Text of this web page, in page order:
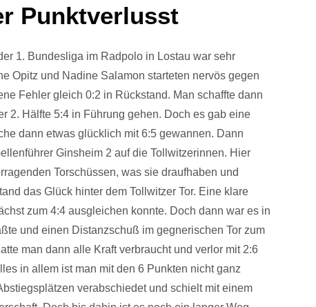
Punktverlusst
1. Bundesliga im Radpolo in Lostau war sehr
Opitz und Nadine Salamon starteten nervös gegen
Fehler gleich 0:2 in Rückstand. Man schaffte dann
2. Hälfte 5:4 in Führung gehen. Doch es gab eine
dann etwas glücklich mit 6:5 gewannen. Dann
Ginsheim 2 auf die Tollwitzerinnen. Hier
Torschüssen, was sie draufhaben und
das Glück hinter dem Tollwitzer Tor. Eine klare
zum 4:4 ausgleichen konnte. Doch dann war es in
und einen Distanzschuß im gegnerischen Tor zum
man dann alle Kraft verbraucht und verlor mit 2:6
in allem ist man mit den 6 Punkten nicht ganz
verabschiedet und schielt mit einem